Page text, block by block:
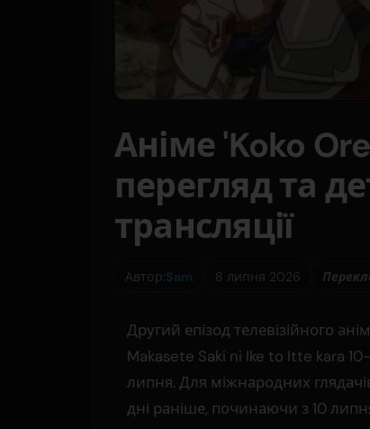
Аніме 'Koko
перегляд та
трансляції
Автор:Sam 8 липня 2026
Другий епізод телевізійного
Makasete Saki ni Ike to Itte kara
липня. Для міжнародних
дні раніше, починаючи з 10